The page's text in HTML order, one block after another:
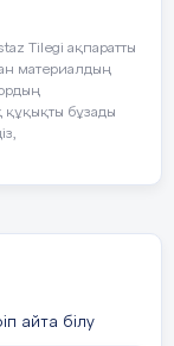
:
дәлелдейді
жазу үшін
Tilegi ақпаратты
материалдың
құқықты бұзады
айта білу